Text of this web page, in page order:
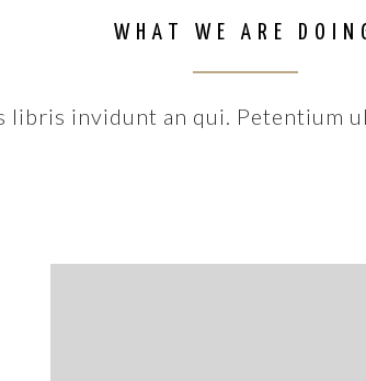
WHAT WE ARE
libris invidunt an qui. Petentium